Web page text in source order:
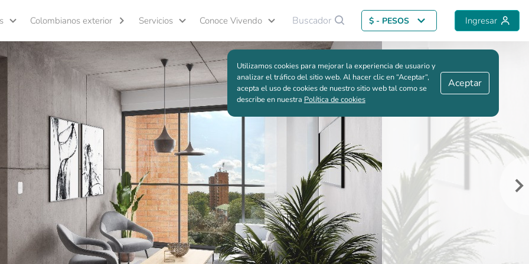
Colombianos exterior Servicios Conoce Vivendo Buscador $ - PESOS Ingresar
Me interesa Volver al proyecto
al proyecto
Utilizamos cookies para mejorar la experiencia de usuario y
analizar el tráfico del sitio web. Al hacer clic en “Aceptar“,
acepta el uso de cookies de nuestro sitio web tal como se
describe en nuestra Política de cookies
Aceptar
Guardar comparación